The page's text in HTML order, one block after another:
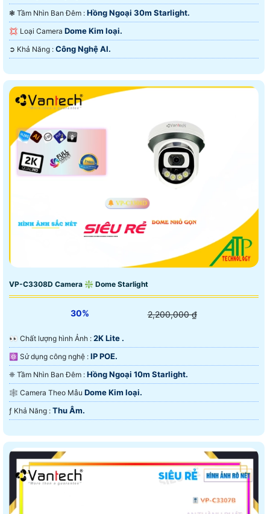
❃ Tầm Nhìn Ban Đêm : Hồng Ngoại 30m Starlight.
💢 Loại Camera Dome Kim loại.
️➲ Khả Năng : Công Nghệ AI.
VP-C3308D Camera ❇ Dome Starlight
30% 2,200,000 ₫
️👀 Chất lượng hình Ảnh : 2K Lite .
⚛️ Sử dụng công nghệ : IP POE.
❈ Tầm Nhìn Ban Đêm : Hồng Ngoại 10m Starlight.
🕸️ Camera Theo Mẫu Dome Kim loại.
️ƒ Khả Năng : Thu Âm.